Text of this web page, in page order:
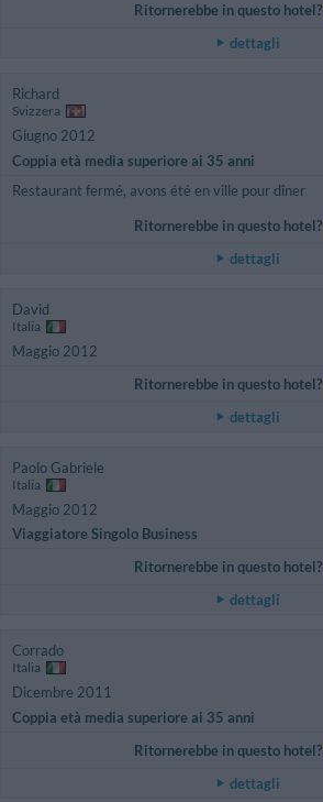
Ritornerebbe in questo hotel?
dettagli
Richard
Svizzera
Giugno 2012
Coppia età media superiore ai 35 anni
Restaurant fermé, avons été en ville pour dîner
Ritornerebbe in questo hotel?
dettagli
David
Italia
Maggio 2012
Ritornerebbe in questo hotel?
dettagli
Paolo Gabriele
Italia
Maggio 2012
Viaggiatore Singolo Business
Ritornerebbe in questo hotel?
dettagli
Corrado
Italia
Dicembre 2011
Coppia età media superiore ai 35 anni
Ritornerebbe in questo hotel?
dettagli